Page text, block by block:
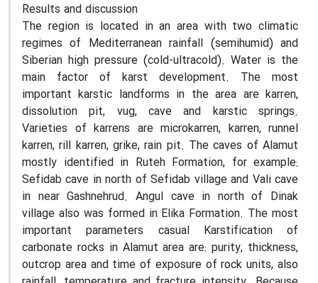
Results and discussion
The region is located in an area with two climatic
regimes of Mediterranean rainfall (semihumid) and
Siberian high pressure (cold-ultracold). Water is the
main factor of karst development. The most
important karstic landforms in the area are karren,
dissolution pit, vug, cave and karstic springs.
Varieties of karrens are microkarren, karren, runnel
karren, rill karren, grike, rain pit. The caves of Alamut
mostly identified in Ruteh Formation, for example:
Sefidab cave in north of Sefidab village and Vali cave
in near Gashnehrud. Angul cave in north of Dinak
village also was formed in Elika Formation. The most
important parameters casual Karstification of
carbonate rocks in Alamut area are: purity, thickness,
outcrop area and time of exposure of rock units, also